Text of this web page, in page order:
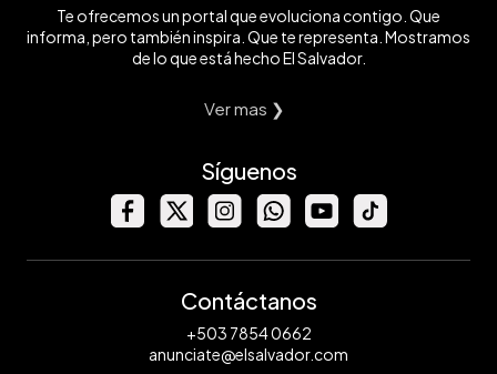
Te ofrecemos un portal que evoluciona contigo. Que
informa, pero también inspira. Que te representa. Mostramos
de lo que está hecho El Salvador.
Ver mas ❯
Síguenos
Contáctanos
+503 7854 0662
anunciate@elsalvador.com